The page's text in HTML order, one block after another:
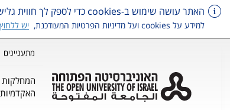
האתר עושה שימוש ב-cookies כדי לספק לך חווית גלישה טובה יותר, וכן למטרות סטטיסטיקה, איפיון ושיווק.
למידע על cookies ועל מדיניות הפרטיות המעודכנת, יש
מתעניינים
המחלקות
האקדמיות